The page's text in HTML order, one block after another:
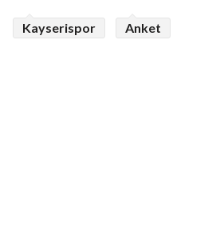
Kayserispor Anket